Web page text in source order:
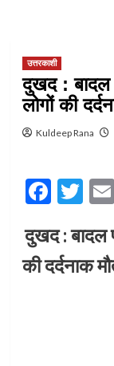
उत्तरकाशी
दुखद : बादल
लोगों की
Kuldeep Rana
दुखद : बादल
की दर्दनाक